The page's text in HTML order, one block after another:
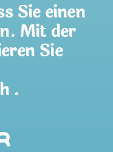
Sie einen
Mit der
Sie
.